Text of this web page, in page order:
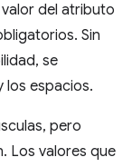
del atributo
Sin
se
los espacios.
pero
Los valores que